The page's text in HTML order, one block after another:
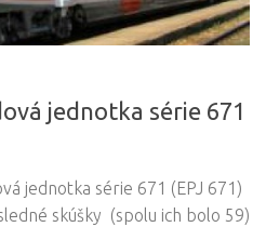
jednotka série 671
jednotka série 671 (EPJ 671)
skúšky (spolu ich bolo 59)